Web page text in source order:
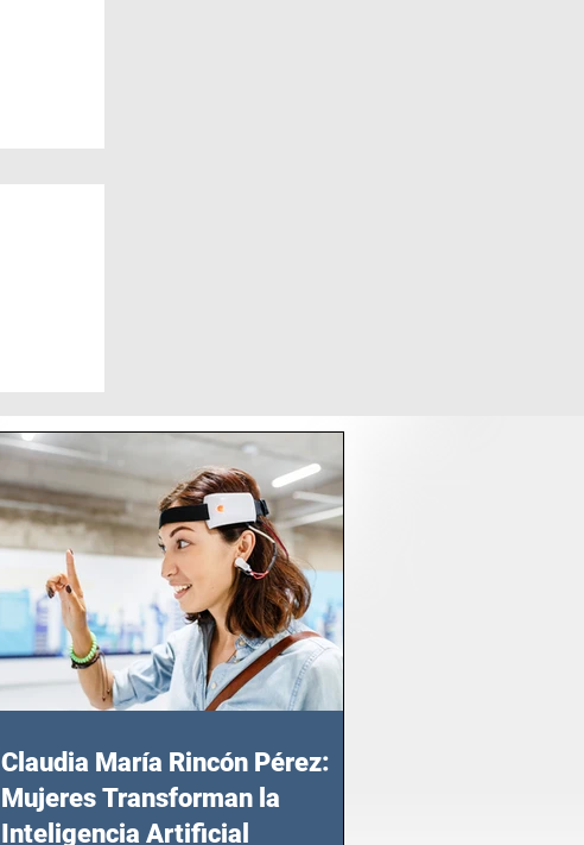
Claudia María Rincón Pérez:
Mujeres Transforman la
Inteligencia Artificial